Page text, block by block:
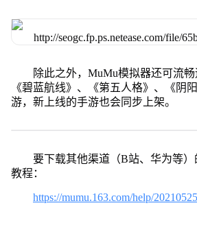
除此之外，MuMu模拟器还可流畅
《碧蓝航线》、《第五人格》、《阴
游，新上线的手游也会同步上架。
要下载其他渠道（B站、华为等
教程：
https://mumu.163.com/help/